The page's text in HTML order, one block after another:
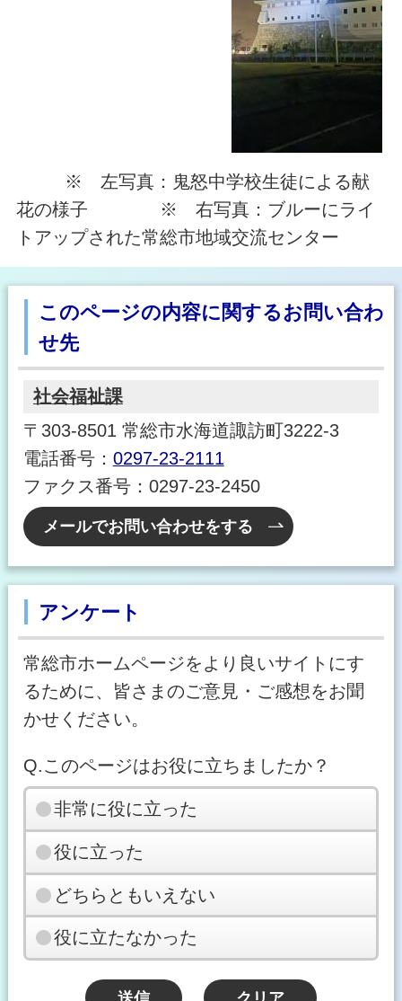
※ 左写真：鬼怒中学校生徒による献
花の様子 ※ 右写真：ブルーにライ
トアップされた常総市地域交流センター
このページの内容に関するお問い合わ
せ先
社会福祉課
〒303-8501 常総市水海道諏訪町3222-3
電話番号： 0297-23-2111
ファクス番号：0297-23-2450
メールでお問い合わせをする
アンケート
常総市ホームページをより良いサイトにす
るために、皆さまのご意見・ご感想をお聞
かせください。
Q.このページはお役に立ちましたか？
非常に役に立った
役に立った
どちらともいえない
役に立たなかった